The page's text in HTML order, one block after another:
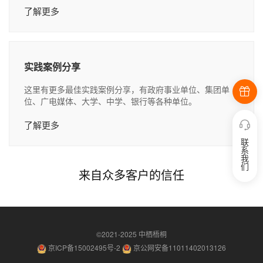
了解更多
实践案例分享
这里有更多最佳实践案例分享，有政府事业单位、集团单
位、广电媒体、大学、中学、银行等各种单位。
了解更多
来自众多客户的信任
©2021-2025 中栖梧桐
京ICP备15002495号-2
京公网安备11011402013126
联
系
我
们